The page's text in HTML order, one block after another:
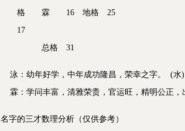
格 霖 16 地格 25
17
总格 31
泳：幼年好学，中年成功隆昌，荣幸之字。 (水)
霖：学问丰富，清雅荣贵，官运旺，精明公正
名字的三才数理分析（仅供参考）